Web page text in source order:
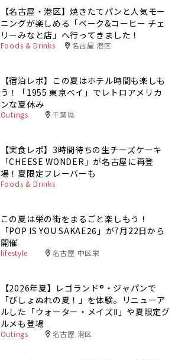
【名古屋・港区】焼きたてパンと人気モー
ニングが楽しめる「ベーク&コーヒー チェ
リーみなと店」へ行ってきました！
Foods & Drinks 名古屋 港区
【宿泊レポ】この夏はホテル時間も楽しも
う！「1955 東京ベイ」でレトロアメリカ
ンな夏休み
Outings 千葉県
【実食レポ】3時間待ちの生チーズケーキ
「CHEESE WONDER」が名古屋に再登
場！夏限定フレーバーも
Foods & Drinks
この夏は栄の街をまるごと楽しもう！
「POP IS YOU SAKAE26」が7月22日から
開催
lifestyle 名古屋 中区栄
【2026年夏】レゴランド®・ジャパンで
「びしょぬれの夏！」を体験。リニューア
ルした「ウォーター・メイズⅡ」や夏限定グ
ルメも登場
Outings 名古屋 港区